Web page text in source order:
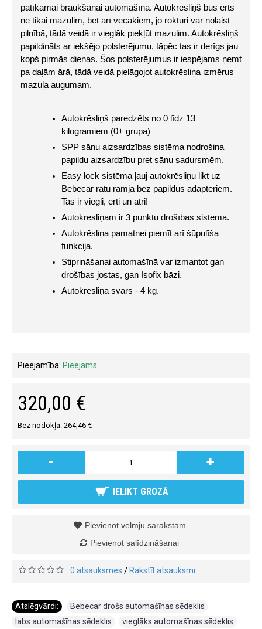
patīkamai braukšanai automašīnā. Autokrēsliņš būs ērts
ne tikai mazulim, bet arī vecākiem, jo rokturi var nolaist
pilnībā, tādā veidā ir vieglāk piekļūt mazulim. Autokrēsliņš
papildināts ar iekšējo polsterējumu, tāpēc tas ir derīgs jau
kopš pirmās dienas. Šos polsterējumus ir iespējams ņemt
pa daļām ārā, tādā veidā pielāgojot autokrēsliņa izmērus
mazuļa augumam.
Autokrēsliņš paredzēts no 0 līdz 13
kilogramiem (0+ grupa)
SPP sānu aizsardzības sistēma nodrošina
papildu aizsardzību pret sānu sadursmēm.
Easy lock sistēma ļauj autokrēsliņu likt uz
Bebecar ratu rāmja bez papildus adapteriem.
Tas ir viegli, ērti un ātri!
Autokrēsliņam ir 3 punktu drošības sistēma.
Autokrēsliņa pamatnei piemīt arī šūpulīša
funkcija.
Stiprināšanai automašīnā var izmantot gan
drošības jostas, gan Isofix bāzi.
Autokrēsliņa svars - 4 kg.
Pieejamība: Pieejams
320,00 €
Bez nodokļa: 264,46 €
- +
IELIKT GROZĀ
Pievienot vēlmju sarakstam
Pievienot salīdzināšanai
0 atsauksmes / Rakstīt atsauksmi
Atslēgvārdi: Bebecar drošs automašīnas sēdeklis
labs automašīnas sēdeklis
vieglāks automašīnas sēdeklis